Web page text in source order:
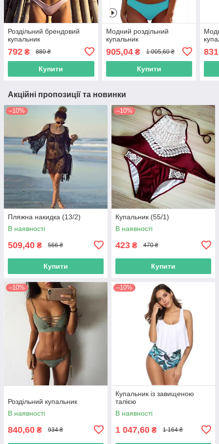
Роздільний брендовий
купальник
792 ₴ 880 ₴
Купити
Модний роздільний
купальник
905,04₴ 1 005,60 ₴
Купити
Акційні пропозиції та новинки
–10%
Пляжна накидка (13/2)
В наявності
509,40 ₴ 566 ₴
Купити
–10%
Купальник (55/1)
В наявності
423 ₴ 470 ₴
Купити
–10%
Роздільний купальник
В наявності
840,60 ₴ 934 ₴
–10%
Купальник із завищеною
талією
В наявності
1 047,60 ₴ 1 164 ₴